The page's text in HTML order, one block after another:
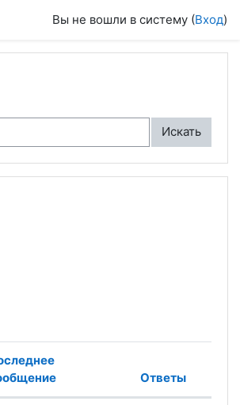
Вы не вошли в систему (Вход)
Искать
Ответы